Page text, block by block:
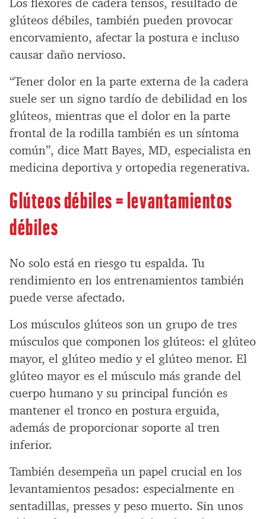
glúteos débiles, también pueden provocar
encorvamiento, afectar la postura e incluso
causar daño nervioso.
“Tener dolor en la parte externa de la cadera
suele ser un signo tardío de debilidad en los
glúteos, mientras que el dolor en la parte
frontal de la rodilla también es un síntoma
común”, dice Matt Bayes, MD, especialista en
medicina deportiva y ortopedia regenerativa.
Glúteos débiles = levantamientos
débiles
No solo está en riesgo tu espalda. Tu
rendimiento en los entrenamientos también
puede verse afectado.
Los músculos glúteos son un grupo de tres
músculos que componen los glúteos: el glúteo
mayor, el glúteo medio y el glúteo menor. El
glúteo mayor es el músculo más grande del
cuerpo humano y su principal función es
mantener el tronco en postura erguida,
además de proporcionar soporte al tren
inferior.
También desempeña un papel crucial en los
levantamientos pesados: especialmente en
sentadillas, presses y peso muerto. Sin unos